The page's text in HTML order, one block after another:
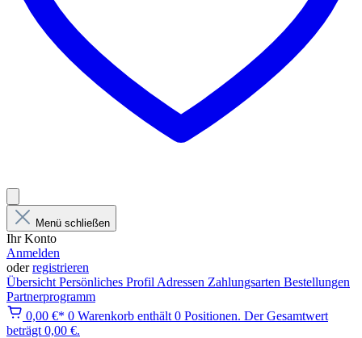
Menü schließen
Ihr Konto
Anmelden
oderregistrieren
Übersicht Persönliches Profil Adressen Zahlungsarten Bestellungen
Partnerprogramm
0,00 €* 0 Warenkorb enthält 0 Positionen. Der Gesamtwert
beträgt 0,00 €.